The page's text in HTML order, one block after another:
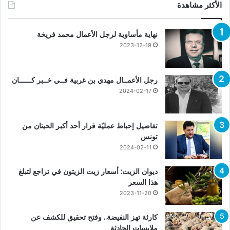
الأكثر مشاهدة
نهاية مأساوية لرجل الأعمال محمد فريخة
2023-12-19
رجل الأعمــال مهدي بن غربية فــي خــبر كــــــان
2024-02-17
تفاصيل إحباط عمليّة فرار أحد أكبر الحيتان من
تونس
2024-02-11
ديوان الزيت: أسعار زيت الزيتون في تراجع لتبلغ
هذا السعر
2023-11-20
كارثة تهز النفيضة.. وفتح تحقيق للكشف عن